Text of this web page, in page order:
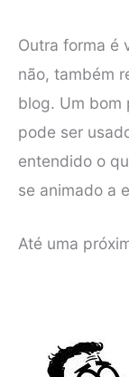
Outra forma é
não, também
blog. Um bom
pode ser
entendido o
se animado a
Até uma